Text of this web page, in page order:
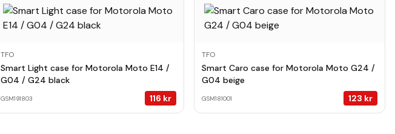
TFO
Smart Light case for Motorola Moto E14 /
G04 / G24 black
GSM191803 116 kr
TFO
Smart Caro case for Motorola Moto G24 /
G04 beige
GSM181001 123 kr